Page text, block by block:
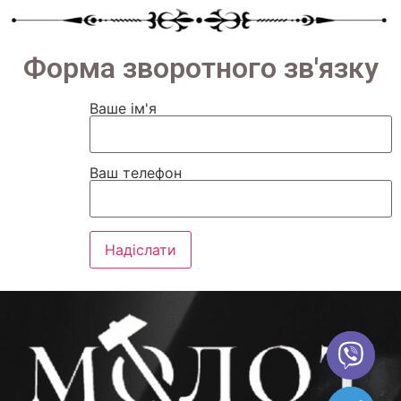
Форма зворотного зв'язку
Ваше ім'я
Ваш телефон